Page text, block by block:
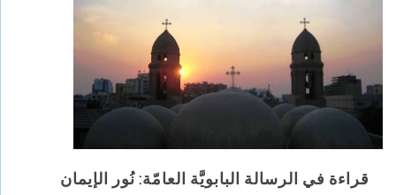
قراءة في الرسالة البابويَّة العامّة: نُور الإيمان